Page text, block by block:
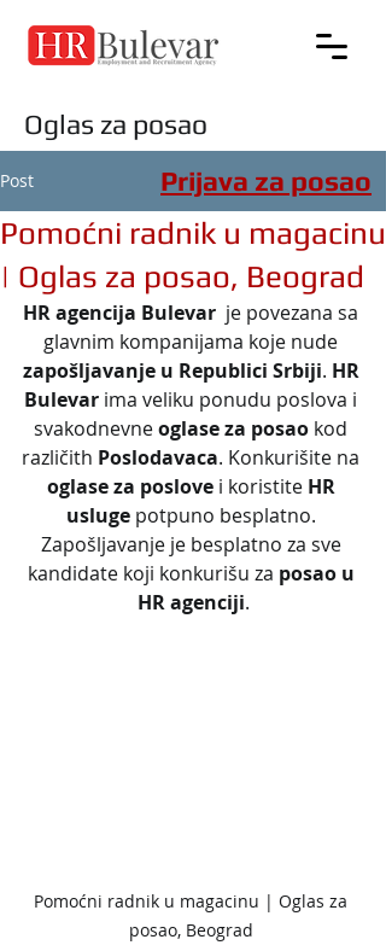
Oglas za posao
Post
Pomoćni radnik u magacinu
| Oglas za posao, Beograd
HR agencija Bulevar je povezana sa
glavnim kompanijama koje nude
zapošljavanje u Republici Srbiji. HR
Bulevar ima veliku ponudu poslova i
svakodnevne oglase za posao kod
različith Poslodavaca. Konkurišite na
oglase za poslove i koristite HR
usluge potpuno besplatno.
Zapošljavanje je besplatno za sve
kandidate koji konkurišu za posao u
HR agenciji.
Pomoćni radnik u magacinu | Oglas za
posao, Beograd
Prijava za posao